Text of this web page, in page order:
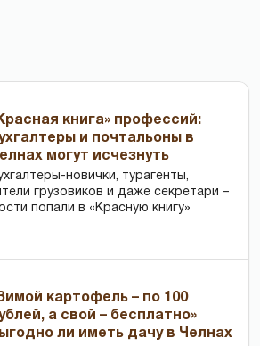
книга» профессий:
и почтальоны в
могут исчезнуть
новички, тур­агенты,
грузовиков и даже секретари –
попали в «Красную книгу»
картофель – по 100
а свой – бесплатно»
ли иметь дачу в Челнах